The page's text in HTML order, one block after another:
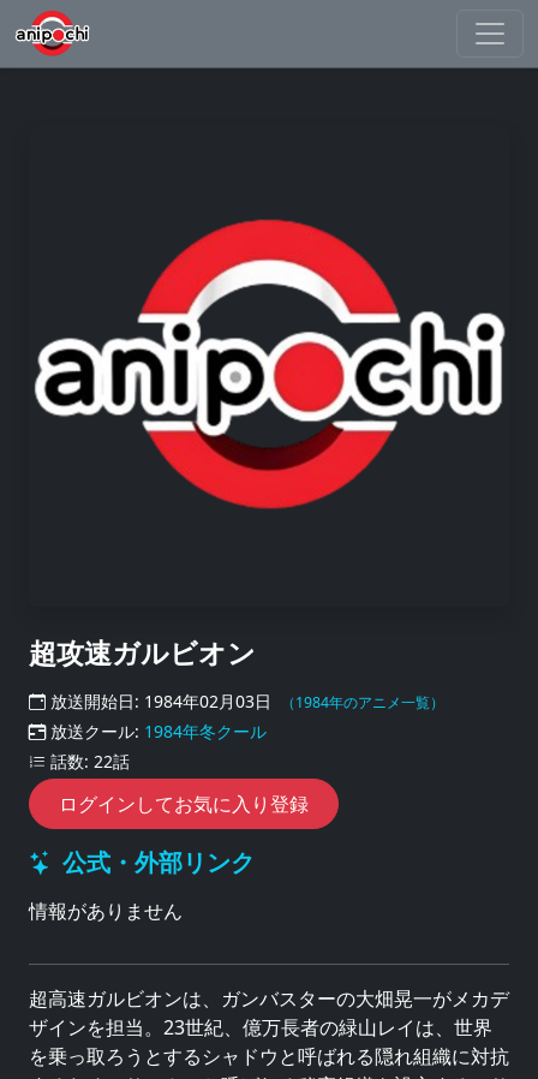
超攻速ガルビオン
放送開始日: 1984年02月03日 （1984年のアニメ一覧）
放送クール: 1984年冬クール
話数: 22話
ログインしてお気に入り登録
公式・外部リンク
情報がありません
超高速ガルビオンは、ガンバスターの大畑晃一がメカデ
ザインを担当。23世紀、億万長者の緑山レイは、世界
を乗っ取ろうとするシャドウと呼ばれる隠れ組織に対抗